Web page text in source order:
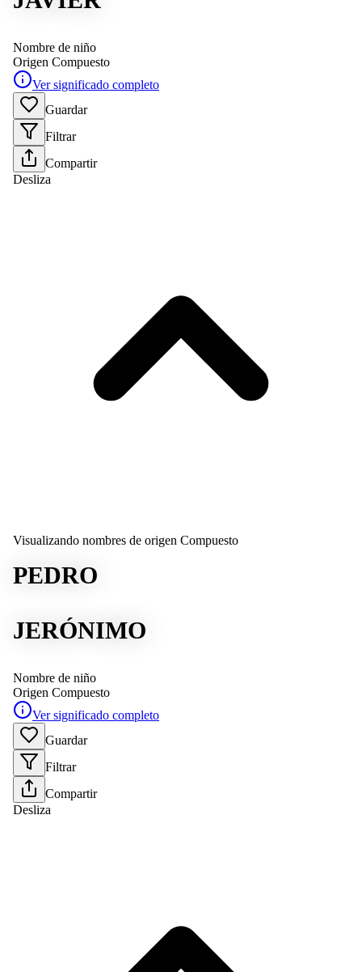
Nombre de niño
Origen Compuesto
Ver significado completo
Guardar
Filtrar
Compartir
Desliza
Visualizando nombres de origen Compuesto
PEDRO
JERÓNIMO
Nombre de niño
Origen Compuesto
Ver significado completo
Guardar
Filtrar
Compartir
Desliza